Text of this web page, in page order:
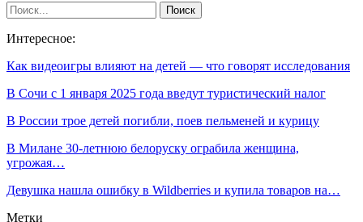
Интересное:
Как видеоигры влияют на детей — что говорят исследования
В Сочи с 1 января 2025 года введут туристический налог
В России трое детей погибли, поев пельменей и курицу
В Милане 30-летнюю белоруску ограбила женщина,
угрожая…
Девушка нашла ошибку в Wildberries и купила товаров на…
Метки